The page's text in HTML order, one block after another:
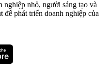
nghiệp nhỏ, người sáng tạo và
để phát triển doanh nghiệp của